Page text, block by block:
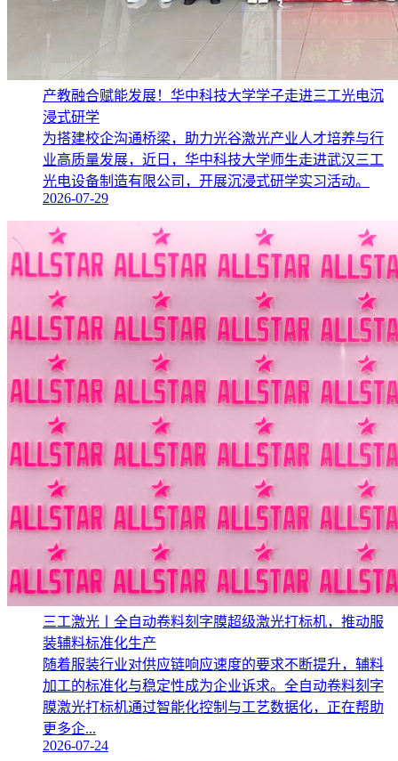
产教融合赋能发展！华中科技大学学子走进三工光电沉
浸式研学
为搭建校企沟通桥梁，助力光谷激光产业人才培养与行
业高质量发展，近日，华中科技大学师生走进武汉三工
光电设备制造有限公司，开展沉浸式研学实习活动。
2026-07-29
三工激光丨全自动卷料刻字膜超级激光打标机，推动服
装辅料标准化生产‌
随着服装行业对供应链响应速度的要求不断提升，辅料
加工的标准化与稳定性成为企业诉求。全自动卷料刻字
膜激光打标机通过智能化控制与工艺数据化，正在帮助
更多企...
2026-07-24